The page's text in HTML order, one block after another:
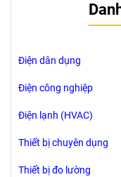
sáng của
LED được
tỷ lệ hệ số sử
LED trắng
Điện dân dụng
Điện công nghiệp
Điện lạnh (HVAC)
Thiết bị chuyên dụng
Thiết bị đo lường